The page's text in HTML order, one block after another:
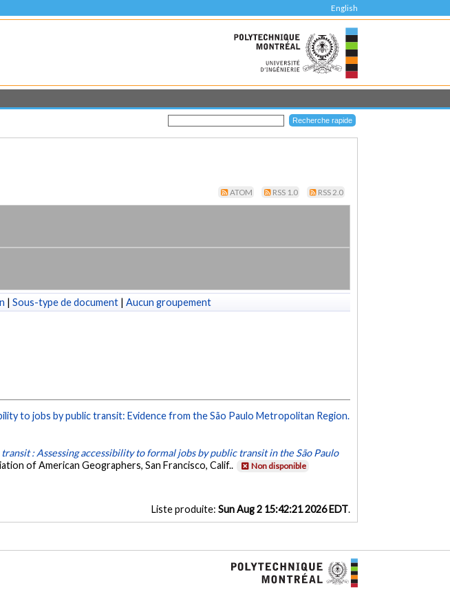
English
ATOM RSS 1.0 RSS 2.0
| Sous-type de document | Aucun groupement
to jobs by public transit: Evidence from the São Paulo Metropolitan Region.
: Assessing accessibility to formal jobs by public transit in the São Paulo
of American Geographers, San Francisco, Calif.. Non disponible
Liste produite: Sun Aug 2 15:42:21 2026 EDT.